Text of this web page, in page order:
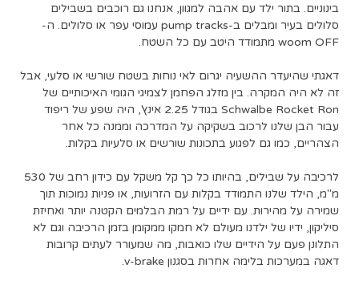
בינוניים. בתור ילד עם אהבה למגוון, אנחנו גם רוכבים בשבילים
סלולים בעיר ומבלים ב-pump tracks עמוסי עפר או סלולים. ה-
woom OFF מתמודד היטב עם כל השטח.
דאגתי שהיעדר ההשעיה יגרום לאי נוחות בשטח שורשי או סלעי, אבל
זה לא היה המקרה. בין מזלג הפחמן לצמיגי הגומי האיכותיים של
Schwalbe Rocket Ron בגודל 2.25 אינץ', היה שפע של ריפוד
עבור הבן שלנו לרכוב בשקיקה על המדרכה וממנה כל אחר
הצהריים, כמו גם לפגוע בתכונות שורשים או סלעיות בקלות.
לרכיבה על שבילים, בהיותו כל כך קל משקל עם כידון רחב של 530
מ"מ, הילד שלנו התמודד בקלות עם הזרועות, או פניות נמוכות תוך
שמירה על מהירות. עם ידיים על רמת הבלמים הקטנה יותר ואחיזת
סיליקון, ידיו של ילדנו מעולם לא חמקו ממקומן בזמן הרכיבה וגם לא
התלונן פעם על הידיים שלו כואבות, מה שמעורר לעתים קרובות
דאגה במערכות בלימה אחרות בסגנון v-brake.